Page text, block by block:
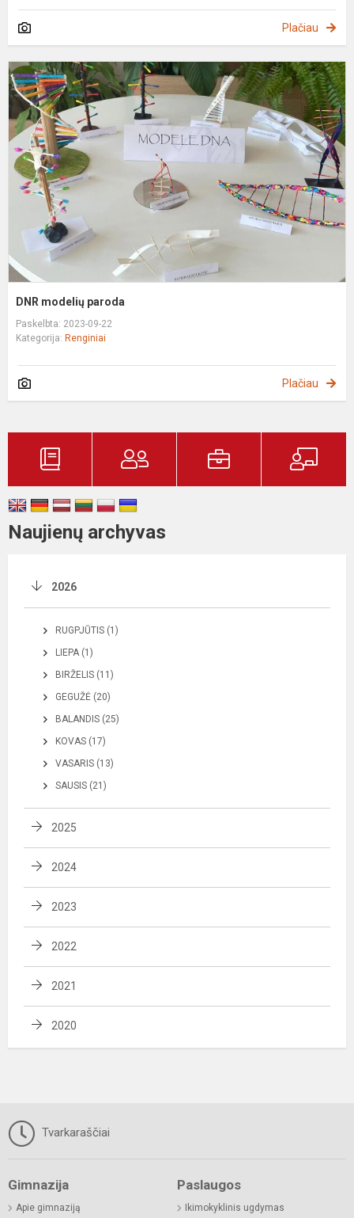
Plačiau
DNR modelių paroda
Paskelbta: 2023-09-22
Kategorija: Renginiai
Plačiau
Naujienų archyvas
2026
RUGPJŪTIS (1)
LIEPA (1)
BIRŽELIS (11)
GEGUŽĖ (20)
BALANDIS (25)
KOVAS (17)
VASARIS (13)
SAUSIS (21)
2025
2024
2023
2022
2021
2020
Tvarkaraščiai
Gimnazija
Apie gimnaziją
Paslaugos
Ikimokyklinis ugdymas